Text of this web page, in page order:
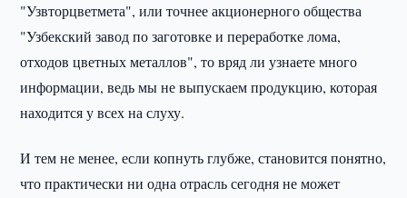
"Узвторцветмета", или точнее акционерного общества
"Узбекский завод по заготовке и переработке лома,
отходов цветных металлов", то вряд ли узнаете много
информации, ведь мы не выпускаем продукцию, которая
находится у всех на слуху.
И тем не менее, если копнуть глубже, становится понятно,
что практически ни одна отрасль сегодня не может